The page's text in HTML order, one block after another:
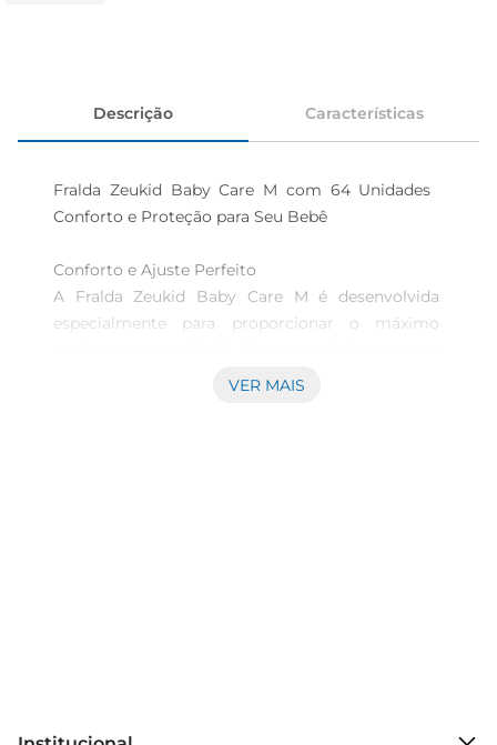
Descrição Características
Fralda Zeukid Baby Care M com 64 Unidades
Conforto e Proteção para Seu Bebê
Conforto e Ajuste Perfeito
A Fralda Zeukid Baby Care M é desenvolvida
especialmente para proporcionar o máximo
adapta perfeitamente ao corpo, ela garante
VER MAIS